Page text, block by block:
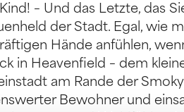
– Und das Letzte, das
der Stadt. Egal, wie
Hände anfühlen,
in Heavenfield – dem
am Rande der
Bewohner und